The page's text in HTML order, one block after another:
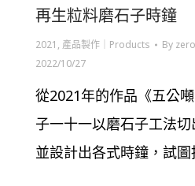
再生粒料磨石子時鐘
2021 , 產品製作｜Products By
2022/10/27
從2021年的作品《五公
子一十一以磨石子工法切
並設計出各式時鐘，試